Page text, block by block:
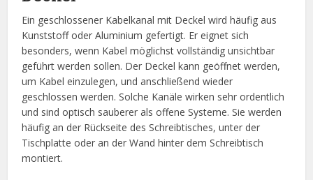
Ein geschlossener Kabelkanal mit Deckel wird häufig aus
Kunststoff oder Aluminium gefertigt. Er eignet sich
besonders, wenn Kabel möglichst vollständig unsichtbar
geführt werden sollen. Der Deckel kann geöffnet werden,
um Kabel einzulegen, und anschließend wieder
geschlossen werden. Solche Kanäle wirken sehr ordentlich
und sind optisch sauberer als offene Systeme. Sie werden
häufig an der Rückseite des Schreibtisches, unter der
Tischplatte oder an der Wand hinter dem Schreibtisch
montiert.